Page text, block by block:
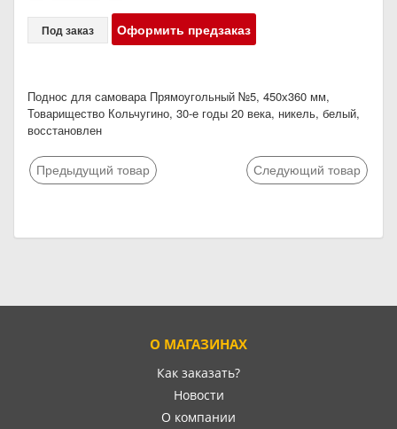
Под заказ Оформить предзаказ
Поднос для самовара Прямоугольный №5, 450х360 мм,
Товарищество Кольчугино, 30-е годы 20 века, никель, белый,
восстановлен
Предыдущий товар Следующий товар
О МАГАЗИНАХ
Как заказать?
Новости
О компании